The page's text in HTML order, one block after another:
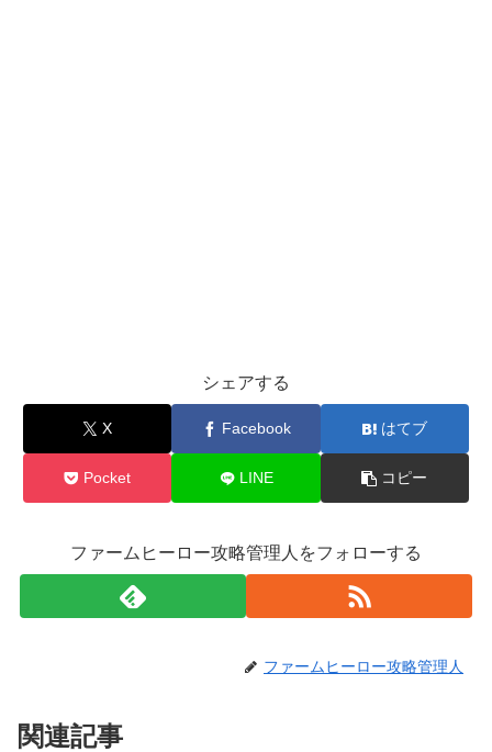
シェアする
X Facebook はてブ
Pocket LINE コピー
ファームヒーロー攻略管理人をフォローする
ファームヒーロー攻略管理人
関連記事